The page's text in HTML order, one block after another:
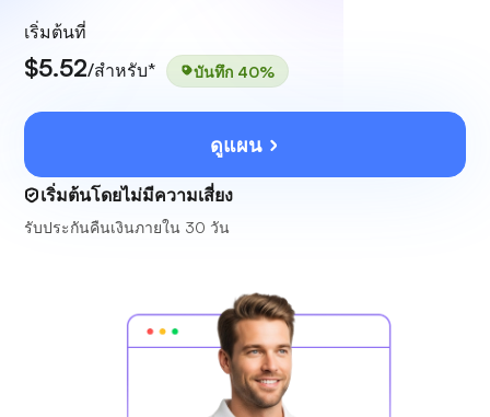
เริ่มต้นที่
$5.52/สำหรับ* บันทึก 40%
ดูแผน
เริ่มต้นโดยไม่มีความเสี่ยง
รับประกันคืนเงินภายใน 30 วัน